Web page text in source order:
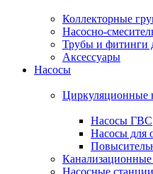
Коллекторные
Насосно-
Трубы и фитинги
Аксессуары
Насосы
Циркуляционные
Насосы ГВС
Насосы для
Канализационные
Насосные станции